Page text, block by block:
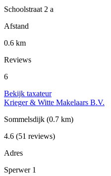
Schoolstraat 2 a
Afstand
0.6 km
Reviews
6
Bekijk taxateur
Krieger & Witte Makelaars B.V.
Sommelsdijk (0.7 km)
4.6 (51 reviews)
Adres
Sperwer 1